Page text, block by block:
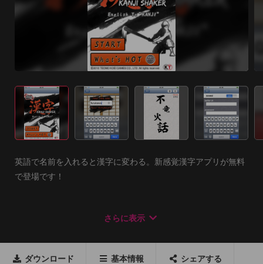
英語で名前を入れると漢字に変わる。新感覚漢字アプリが無料
で登場です！
さらに表示
ダウンロード 基本情報 シェアする